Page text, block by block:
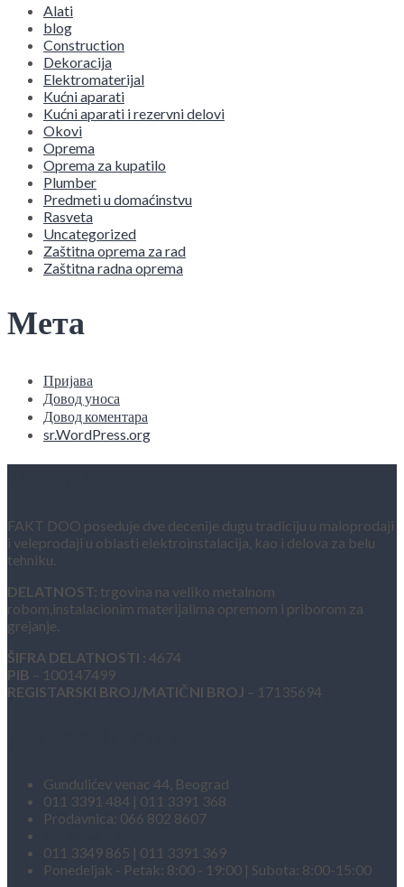
Alati
blog
Construction
Dekoracija
Elektromaterijal
Kućni aparati
Kućni aparati i rezervni delovi
Okovi
Oprema
Oprema za kupatilo
Plumber
Predmeti u domaćinstvu
Rasveta
Uncategorized
Zaštitna oprema za rad
Zaštitna radna oprema
Мета
Пријава
Довод уноса
Довод коментара
sr.WordPress.org
FAKT DOO poseduje dve decenije dugu tradiciju u maloprodaji
i veleprodaji u oblasti elektroinstalacija, kao i delova za belu
tehniku.
DELATNOST: trgovina na veliko metalnom
robom,instalacionim materijalima opremom i priborom za
grejanje.
ŠIFRA DELATNOSTI : 4674
PIB – 100147499
REGISTARSKI BROJ/MATIČNI BROJ – 17135694
Gundulićev venac 44, Beograd
011 3391 484 | 011 3391 368
Prodavnica: 066 802 8607
011 3349 865 | 011 3391 369
Ponedeljak - Petak: 8:00 - 19:00 | Subota: 8:00-15:00